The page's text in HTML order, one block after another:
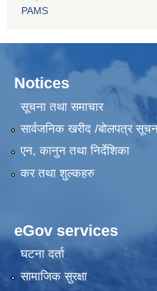
PAMS
Notices
सूचना तथा समाचार
सार्वजनिक खरीद /बोलपत्र
एन, कानुन तथा निर्देशिका
कर तथा शुल्कहरु
eGov services
घटना दर्ता
सामाजिक सुरक्षा